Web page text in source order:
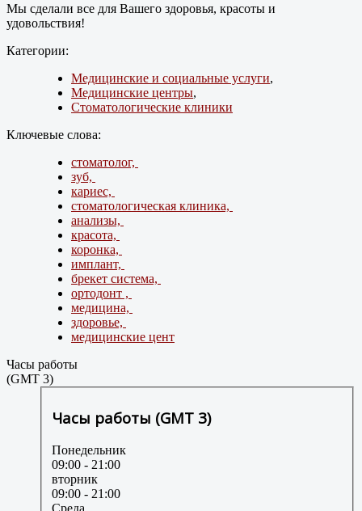
Мы сделали все для Вашего здоровья, красоты и
удовольствия!
Категории:
Медицинские и социальные услуги,
Медицинские центры,
Стоматологические клиники
Ключевые слова:
стоматолог,
зуб,
кариес,
стоматологическая клиника,
анализы,
красота,
коронка,
имплант,
брекет система,
ортодонт ,
медицина,
здоровье,
медицинские цент
Часы работы
(GMT 3)
Часы работы (GMT 3)
Понедельник
09:00 - 21:00
вторник
09:00 - 21:00
Среда